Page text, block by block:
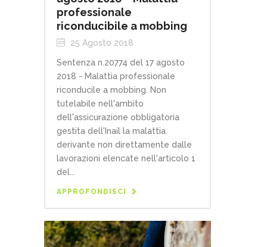
professionale
riconducibile a mobbing
25 Agosto 2018
Sentenza n.20774 del 17 agosto
2018 - Malattia professionale
riconducile a mobbing. Non
tutelabile nell'ambito
dell'assicurazione obbligatoria
gestita dell'Inail la malattia
derivante non direttamente dalle
lavorazioni elencate nell'articolo 1
del...
APPROFONDISCI